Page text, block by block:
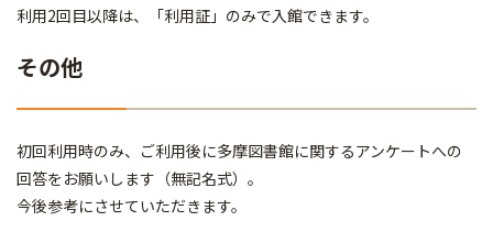
利用2回目以降は、「利用証」のみで入館できます。
その他
初回利用時のみ、ご利用後に多摩図書館に関するアンケートへの
回答をお願いします（無記名式）。
今後参考にさせていただきます。